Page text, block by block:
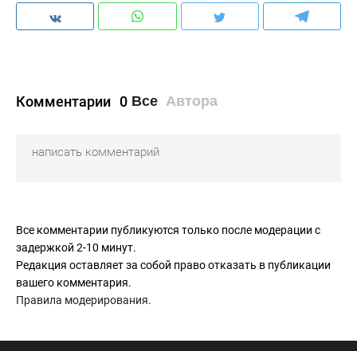
Комментарии 0 Все Автора
Все комментарии публикуются только после модерации с
задержкой 2-10 минут.
Редакция оставляет за собой право отказать в публикации
вашего комментария.
Правила модерирования.